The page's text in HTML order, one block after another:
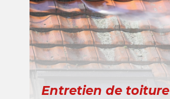
Entretien de toiture